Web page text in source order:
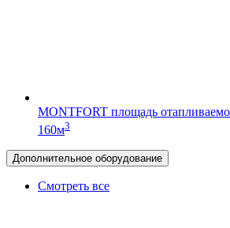
MONTFORT площадь
160м3
Дополнительное оборудование
Смотреть все